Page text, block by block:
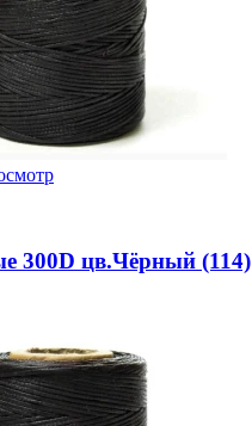
300D цв.Чёрный (114)